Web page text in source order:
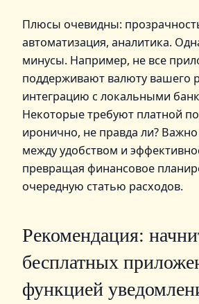
Плюсы очевидны:
автоматизация, аналитика.
минусы. Например, не все
поддерживают валюту вашего
интеграцию с локальными
Некоторые требуют платной
иронично, не правда ли?
между удобством и
превращая финансовое
очередную статью расходов.
Рекомендация:
бесплатных
функцией